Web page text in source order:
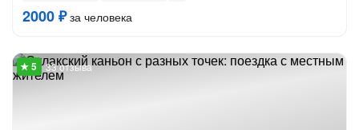
2000 ₽за человека
33 отзыва